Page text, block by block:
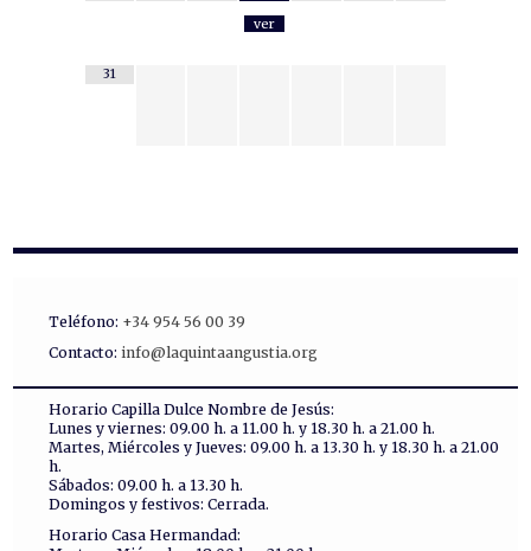
ver
31
Teléfono: +34 954 56 00 39
Contacto: info@laquintaangustia.org
Horario Capilla Dulce Nombre de Jesús:
Lunes y viernes: 09.00 h. a 11.00 h. y 18.30 h. a 21.00 h.
Martes, Miércoles y Jueves: 09.00 h. a 13.30 h. y 18.30 h. a 21.00
h.
Sábados: 09.00 h. a 13.30 h.
Domingos y festivos: Cerrada.
Horario Casa Hermandad: